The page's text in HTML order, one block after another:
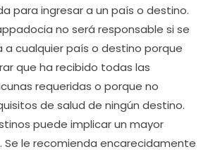
para ingresar a un país o destino.
no será responsable si se
a cualquier país o destino porque
que ha recibido todas las
requeridas o porque no
de salud de ningún destino.
puede implicar un mayor
Se le recomienda encarecidamente